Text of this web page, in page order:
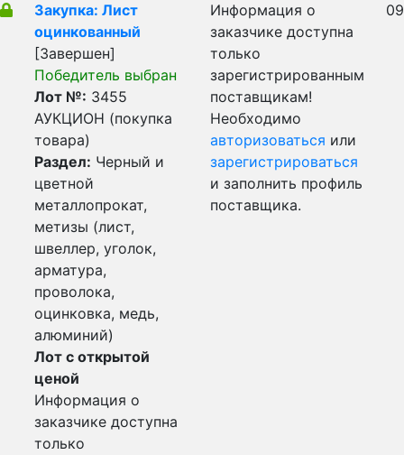
Закупка: Лист
оцинкованный
[Завершен]
Победитель выбран
Лот №: 3455
АУКЦИОН (покупка
товара)
Раздел: Черный и
цветной
металлопрокат,
метизы (лист,
швеллер, уголок,
арматура,
проволока,
оцинковка, медь,
алюминий)
Лот с открытой
ценой
Информация о
заказчике доступна
только
Информация о
заказчике доступна
только
зарегистрированным
поставщикам!
Необходимо
авторизоваться или
зарегистрироваться
и заполнить профиль
поставщика.